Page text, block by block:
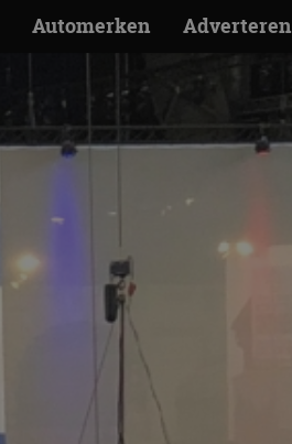
Automerken Adverteren